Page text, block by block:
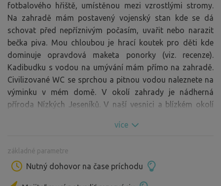
fotbalového hřiště, umístěnou mezi vzrostlými stromy.
Na zahradě mám postavený vojenský stan kde se dá
schovat před nepříznivým počasím, uvařit nebo narazit
bečka piva. Mou chloubou je hrací koutek pro děti kde
dominuje opravdová maketa ponorky (viz. recenze).
Kadibudku s vodou na umývání mám přímo na zahradě.
Civilizované WC se sprchou a pitnou vodou naleznete na
výminku v mém domě. V okolí zahrady je nádherná
příroda Nízkých Jeseníků. V naší vesnici a blízkém okolí
(takové poutě s kolotoči), traktoriáda, atd... Vážným
Těším se na vás.
více
základné parametre
Nutný dohovor na čase príchodu